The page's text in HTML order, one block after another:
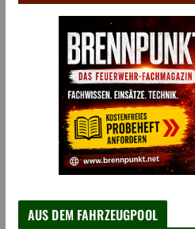
AUS DEM FAHRZEUGPOOL